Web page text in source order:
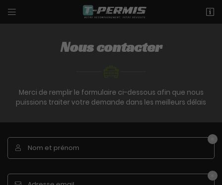
 
90 rue du Faubourg d'Orléans
02 18 88 93 36
 Adresse email de réception
Nous contacter
Merci de remplir le formulaire ci-dessous afin que nous
puissions traiter votre demande dans les meilleurs délais
 Nom et prénom